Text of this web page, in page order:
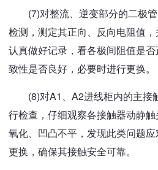
(7)对整流、逆变部分的二极管
检测，测定其正向、反向电阻值
认真做好记录，看各极间阻值是
致性是否良好，必要时进行更换。
(8)对A1、A2进线柜内的主接
行检查，仔细观察各接触器动静
氧化、凹凸不平，发现此类问题
更换，确保其接触安全可靠。